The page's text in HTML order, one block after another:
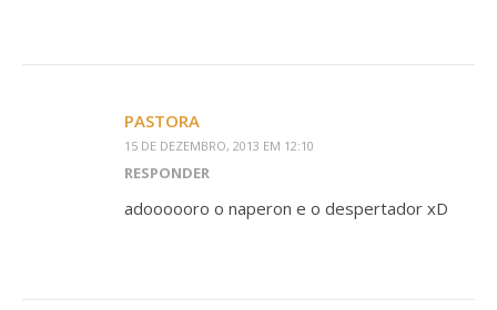
PASTORA
15 DE DEZEMBRO, 2013 EM 12:10
RESPONDER
adoooooro o naperon e o despertador xD